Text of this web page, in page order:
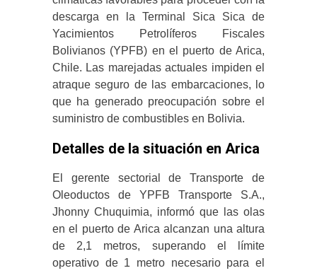
descarga en la Terminal Sica Sica de
Yacimientos Petrolíferos Fiscales
Bolivianos (YPFB) en el puerto de Arica,
Chile. Las marejadas actuales impiden el
atraque seguro de las embarcaciones, lo
que ha generado preocupación sobre el
suministro de combustibles en Bolivia.
Detalles de la situación en Arica
El gerente sectorial de Transporte de
Oleoductos de YPFB Transporte S.A.,
Jhonny Chuquimia, informó que las olas
en el puerto de Arica alcanzan una altura
de 2,1 metros, superando el límite
operativo de 1 metro necesario para el